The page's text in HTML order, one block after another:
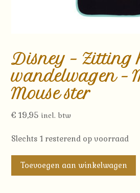
Disney – Zitting
wandelwagen –
Mouse ster
€ 19,95 incl. btw
Slechts 1 resterend op voorraad
Disney
-
Toevoegen aan winkelwagen